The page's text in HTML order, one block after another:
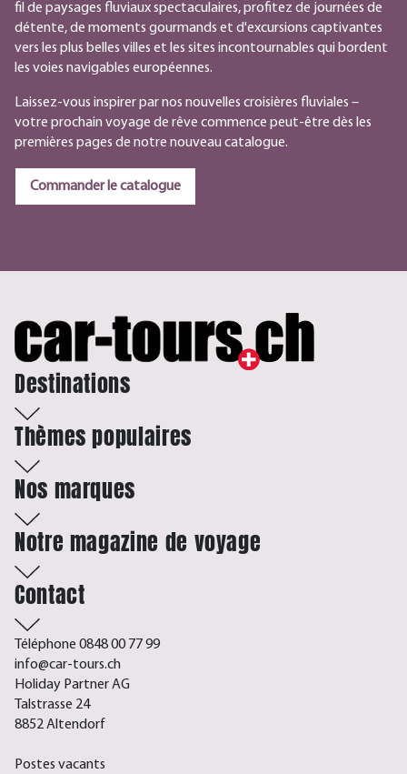
fil de paysages fluviaux spectaculaires, profitez de journées de
détente, de moments gourmands et d'excursions captivantes
vers les plus belles villes et les sites incontournables qui bordent
les voies navigables européennes.
Laissez-vous inspirer par nos nouvelles croisières fluviales –
votre prochain voyage de rêve commence peut-être dès les
premières pages de notre nouveau catalogue.
Commander le catalogue
Destinations
Thèmes populaires
Nos marques
Notre magazine de voyage
Contact
Téléphone 0848 00 77 99
info@car-tours.ch
Holiday Partner AG
Talstrasse 24
8852 Altendorf
Postes vacants